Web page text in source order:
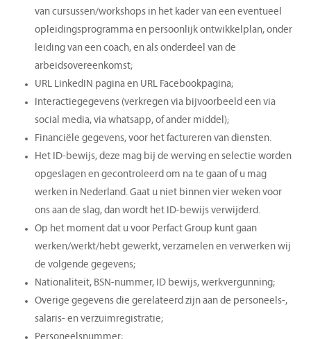
van cursussen/workshops in het kader van een eventueel
opleidingsprogramma en persoonlijk ontwikkelplan, onder
leiding van een coach, en als onderdeel van de
arbeidsovereenkomst;
URL LinkedIN pagina en URL Facebookpagina;
Interactiegegevens (verkregen via bijvoorbeeld een via
social media, via whatsapp, of ander middel);
Financiële gegevens, voor het factureren van diensten.
Het ID-bewijs, deze mag bij de werving en selectie worden
opgeslagen en gecontroleerd om na te gaan of u mag
werken in Nederland. Gaat u niet binnen vier weken voor
ons aan de slag, dan wordt het ID-bewijs verwijderd.
Op het moment dat u voor Perfact Group kunt gaan
werken/werkt/hebt gewerkt, verzamelen en verwerken wij
de volgende gegevens;
Nationaliteit, BSN-nummer, ID bewijs, werkvergunning;
Overige gegevens die gerelateerd zijn aan de personeels-,
salaris- en verzuimregistratie;
Personeelsnummer;